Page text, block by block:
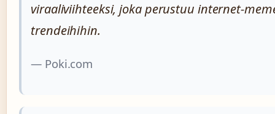
viraaliviihteeksi, joka perustuu internet-
trendeihihin.
— Poki.com